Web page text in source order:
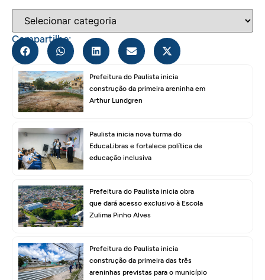
Compartilhe:
Prefeitura do Paulista inicia
construção da primeira areninha em
Arthur Lundgren
Paulista inicia nova turma do
EducaLibras e fortalece política de
educação inclusiva
Prefeitura do Paulista inicia obra
que dará acesso exclusivo à Escola
Zulima Pinho Alves
Prefeitura do Paulista inicia
construção da primeira das três
areninhas previstas para o município